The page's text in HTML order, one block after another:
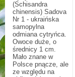
(Schisandra
chinensis) Sadova
Nr 1 - ukraińska
samopylna
odmiana cytryńca.
Owoce duże, o
średnicy 1 cm.
Mało znane w
Polsce pnącze, ale
ze względu na